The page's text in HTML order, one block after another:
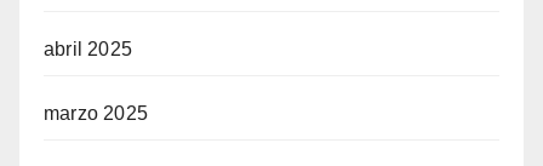
abril 2025
marzo 2025